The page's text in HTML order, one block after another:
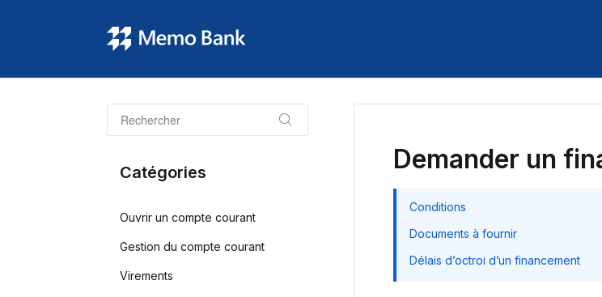
Demander un
Conditions
Documents à fournir
Délais d’octroi d’un financement
Catégories
Ouvrir un compte courant
Gestion du compte courant
Virements